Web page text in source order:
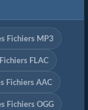
Fichiers MP3
FLAC
Fichiers AAC
Fichiers OGG